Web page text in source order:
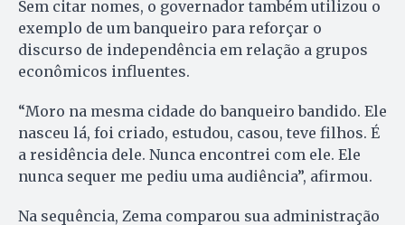
Sem citar nomes, o governador também utilizou o
exemplo de um banqueiro para reforçar o
discurso de independência em relação a grupos
econômicos influentes.
“Moro na mesma cidade do banqueiro bandido. Ele
nasceu lá, foi criado, estudou, casou, teve filhos. É
a residência dele. Nunca encontrei com ele. Ele
nunca sequer me pediu uma audiência”, afirmou.
Na sequência, Zema comparou sua administração